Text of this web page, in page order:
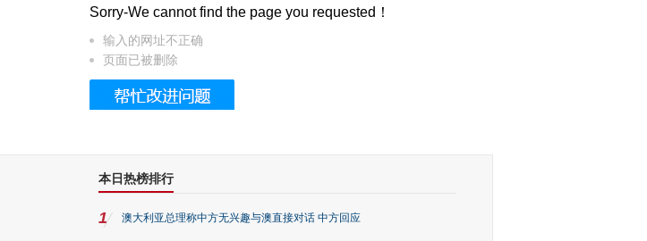
这个3.2米的长卷，还原了600岁的紫禁城
Sorry-We cannot find the page you requested！
输入的网址不正确
页面已被删除
本日热榜排行
1 澳大利亚总理称中方无兴趣与澳直接对话 中方回应